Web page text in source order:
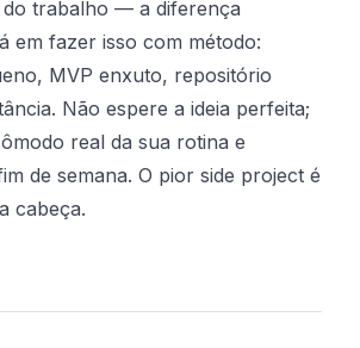
trabalho — a diferença
em fazer isso com método:
MVP enxuto, repositório
Não espere a ideia perfeita;
real da sua rotina e
de semana. O pior side project é
cabeça.